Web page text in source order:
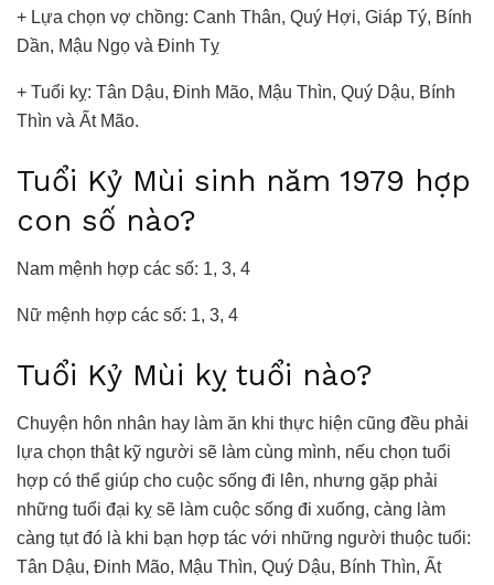
+ Lựa chọn vợ chồng: Canh Thân, Quý Hợi, Giáp Tý, Bính
Dần, Mậu Ngọ và Đinh Tỵ
+ Tuổi kỵ: Tân Dậu, Đinh Mão, Mậu Thìn, Quý Dậu, Bính
Thìn và Ất Mão.
Tuổi Kỷ Mùi sinh năm 1979 hợp
con số nào?
Nam mệnh hợp các số: 1, 3, 4
Nữ mệnh hợp các số: 1, 3, 4
Tuổi Kỷ Mùi kỵ tuổi nào?
Chuyện hôn nhân hay làm ăn khi thực hiện cũng đều phải
lựa chọn thật kỹ người sẽ làm cùng mình, nếu chọn tuổi
hợp có thể giúp cho cuộc sống đi lên, nhưng gặp phải
những tuổi đại kỵ sẽ làm cuộc sống đi xuống, càng làm
càng tụt đó là khi bạn hợp tác với những người thuộc tuổi:
Tân Dậu, Đinh Mão, Mậu Thìn, Quý Dậu, Bính Thìn, Ất